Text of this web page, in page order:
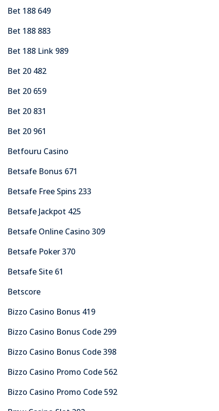
Bet 188 649
Bet 188 883
Bet 188 Link 989
Bet 20 482
Bet 20 659
Bet 20 831
Bet 20 961
Betfouru Casino
Betsafe Bonus 671
Betsafe Free Spins 233
Betsafe Jackpot 425
Betsafe Online Casino 309
Betsafe Poker 370
Betsafe Site 61
Betscore
Bizzo Casino Bonus 419
Bizzo Casino Bonus Code 299
Bizzo Casino Bonus Code 398
Bizzo Casino Promo Code 562
Bizzo Casino Promo Code 592